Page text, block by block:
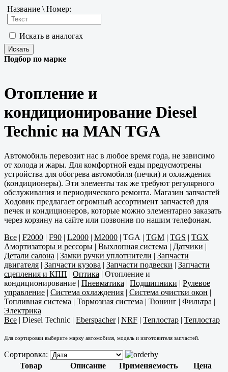
Название \ Номер:
Искать в аналогах
Подбор по марке
Отопление и
кондиционирование Diesel
Technic на MAN TGA
Автомобиль перевозит нас в любое время года, не зависимо
от холода и жары. Для комфортной езды предусмотрены
устройства для обогрева автомобиля (печки) и охлаждения
(кондиционеры). Эти элементы так же требуют регулярного
обслуживания и периодического ремонта. Магазин запчастей
Ходовик предлагает огромный ассортимент запчастей для
печек и кондиционеров, которые можно элементарно заказать
через корзину на сайте или позвонив по нашим телефонам.
Все | F2000 | F90 | L2000 | M2000 | TGA | TGM | TGS | TGX
Амортизаторы и рессоры | Выхлопная система | Датчики |
Детали салона | Замки ручки уплотнители | Запчасти
двигателя | Запчасти кузова | Запчасти подвески | Запчасти
сцепления и КПП | Оптика | Отопление и
кондиционирование | Пневматика | Подшипники | Рулевое
управление | Система охлаждения | Система очистки окон |
Топливная система | Тормозная система | Тюнинг | Фильтра |
Электрика
Все | Diesel Technic | Eberspacher| NRF | Теплостар | Теплостар
Для сортировки выберите марку автомобиля, модель и изготовителя запчастей.
Сортировка:
Товар
Описание Применяемость Цена